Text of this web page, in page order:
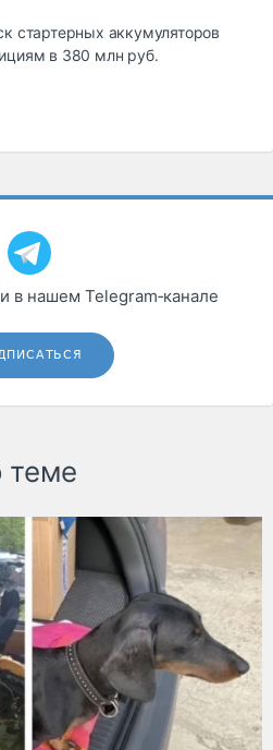
стартерных аккумуляторов
в 380 млн руб.
в нашем Telegram‑канале
теме